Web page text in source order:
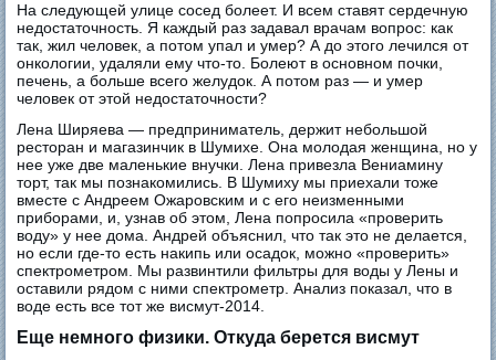
На следующей улице сосед болеет. И всем ставят сердечную
недостаточность. Я каждый раз задавал врачам вопрос: как
так, жил человек, а потом упал и умер? А до этого лечился от
онкологии, удаляли ему что-то. Болеют в основном почки,
печень, а больше всего желудок. А потом раз — и умер
человек от этой недостаточности?
Лена Ширяева — предприниматель, держит небольшой
ресторан и магазинчик в Шумихе. Она молодая женщина, но у
нее уже две маленькие внучки. Лена привезла Вениамину
торт, так мы познакомились. В Шумиху мы приехали тоже
вместе с Андреем Ожаровским и с его неизменными
приборами, и, узнав об этом, Лена попросила «проверить
воду» у нее дома. Андрей объяснил, что так это не делается,
но если где-то есть накипь или осадок, можно «проверить»
спектрометром. Мы развинтили фильтры для воды у Лены и
оставили рядом с ними спектрометр. Анализ показал, что в
воде есть все тот же висмут-2014.
Еще немного физики. Откуда берется висмут